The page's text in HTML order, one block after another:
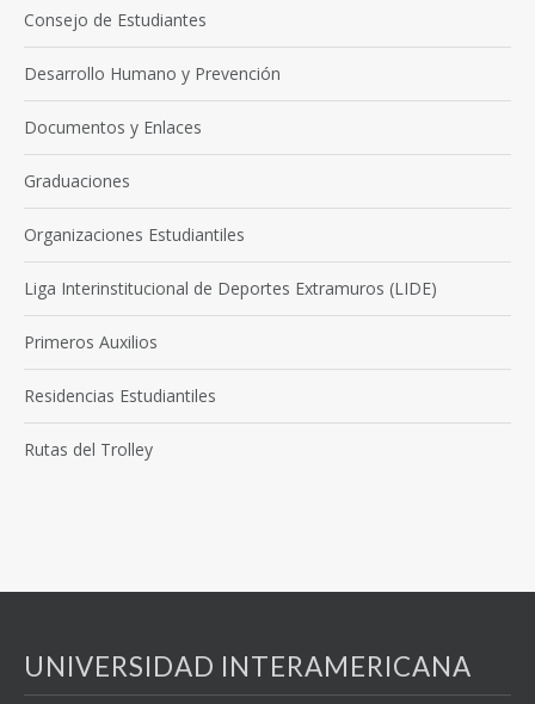
Consejo de Estudiantes
Desarrollo Humano y Prevención
Documentos y Enlaces
Graduaciones
Organizaciones Estudiantiles
Liga Interinstitucional de Deportes Extramuros (LIDE)
Primeros Auxilios
Residencias Estudiantiles
Rutas del Trolley
UNIVERSIDAD INTERAMERICANA